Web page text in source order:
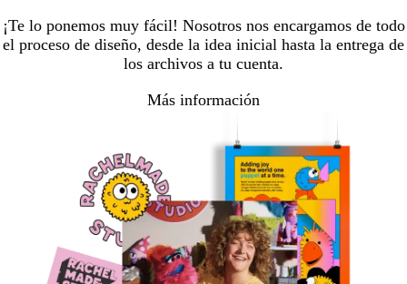
¡Te lo ponemos muy fácil! Nosotros nos encargamos de todo
el proceso de diseño, desde la idea inicial hasta la entrega de
los archivos a tu cuenta.
Más información